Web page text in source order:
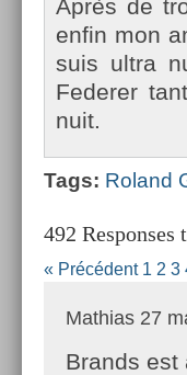
Après de
enfin mon
suis ultra
Feder­er
nuit.
Tags: Roland
492 Responses
« Précédent 1 2 3
Mathias 27
Brands est